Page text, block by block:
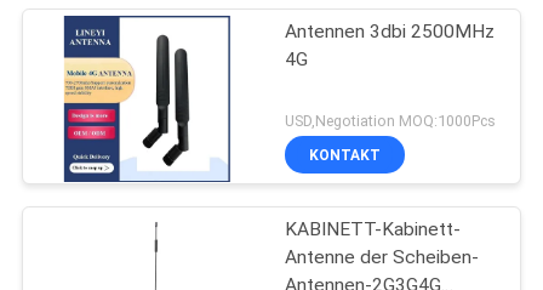
Antennen 3dbi 2500MHz
4G
USD,Negotiation MOQ:1000Pcs
KONTAKT
KABINETT-Kabinett-
Antenne der Scheiben-
Antennen-2G3G4G